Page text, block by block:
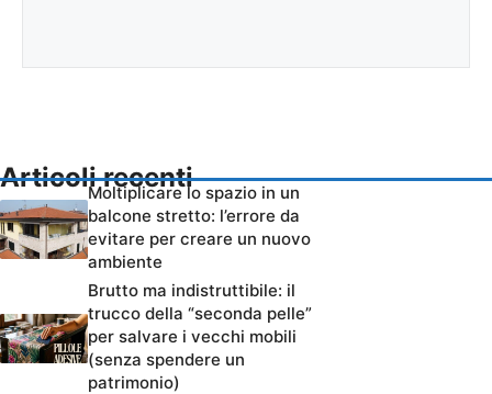
Articoli recenti
Moltiplicare lo spazio in un
balcone stretto: l’errore da
evitare per creare un nuovo
ambiente
Brutto ma indistruttibile: il
trucco della “seconda pelle”
per salvare i vecchi mobili
(senza spendere un
patrimonio)